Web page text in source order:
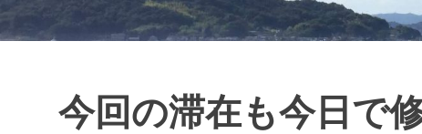
今回の滞在も今日で